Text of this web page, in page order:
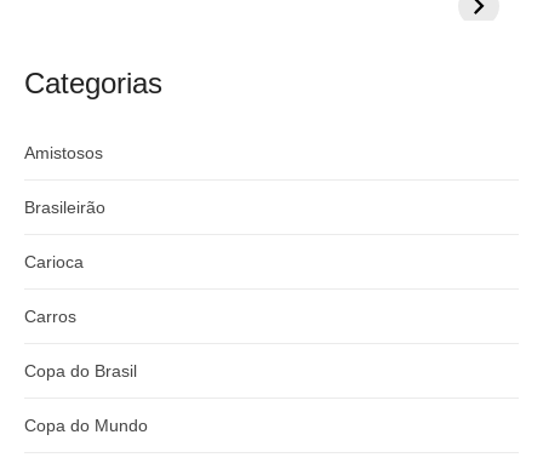
argentino
do
Categorias
Amistosos
Brasileirão
Carioca
Carros
Copa do Brasil
Copa do Mundo